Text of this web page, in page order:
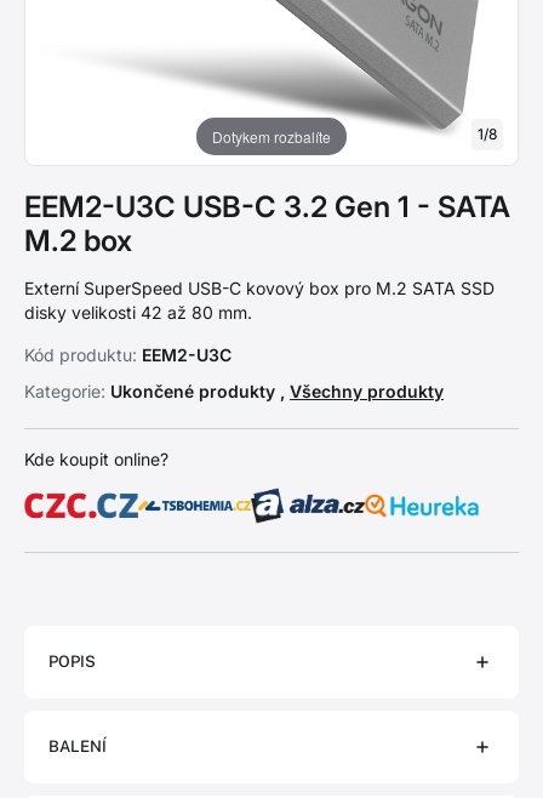
Dotykem rozbalíte 1/8
EEM2-U3C USB-C 3.2 Gen 1 - SATA
M.2 box
Externí SuperSpeed USB-C kovový box pro M.2 SATA SSD
disky velikosti 42 až 80 mm.
Kód produktu: EEM2-U3C
Kategorie: Ukončené produkty , Všechny produkty
Kde koupit online?
POPIS
BALENÍ